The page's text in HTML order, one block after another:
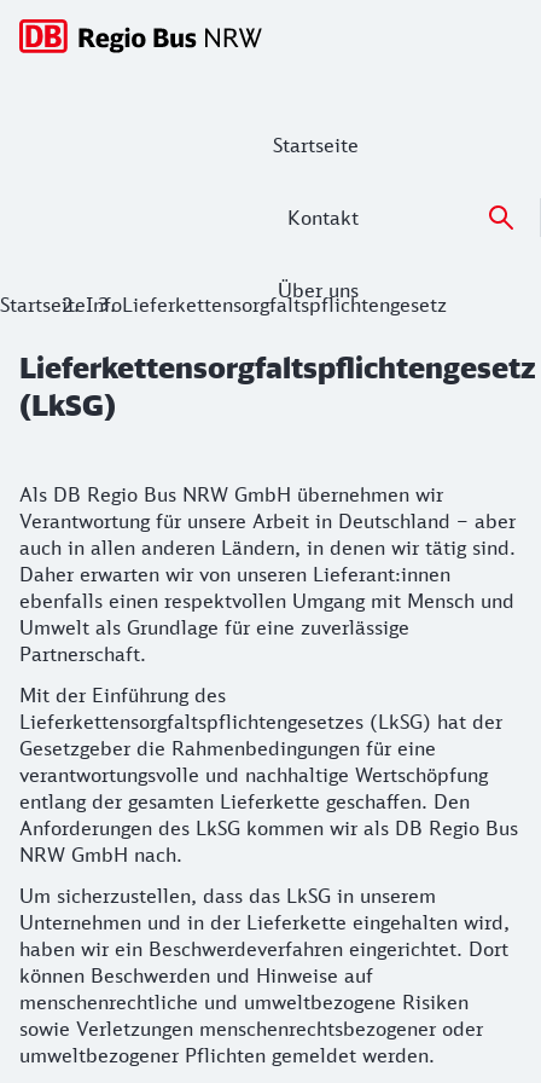
Startseite
Kontakt
Über uns
Hauptnavigation
Lieferkettensorgfaltspflichtengesetz
StartseiteInfoLieferkettensorgfaltspflichtengesetz
Lieferkettensorgfaltspflichtengesetz
(LkSG)
Erklärung
Als DB Regio Bus NRW GmbH übernehmen wir
Verantwortung für unsere Arbeit in Deutschland – aber
auch in allen anderen Ländern, in denen wir tätig sind.
Daher erwarten wir von unseren Lieferant:innen
ebenfalls einen respektvollen Umgang mit Mensch und
Umwelt als Grundlage für eine zuverlässige
Partnerschaft.
Mit der Einführung des
Lieferkettensorgfaltspflichtengesetzes (LkSG) hat der
Gesetzgeber die Rahmenbedingungen für eine
verantwortungsvolle und nachhaltige Wertschöpfung
entlang der gesamten Lieferkette geschaffen. Den
Anforderungen des LkSG kommen wir als DB Regio Bus
NRW GmbH nach.
Um sicherzustellen, dass das LkSG in unserem
Unternehmen und in der Lieferkette eingehalten wird,
haben wir ein Beschwerdeverfahren eingerichtet. Dort
können Beschwerden und Hinweise auf
menschenrechtliche und umweltbezogene Risiken
sowie Verletzungen menschenrechtsbezogener oder
umweltbezogener Pflichten gemeldet werden.